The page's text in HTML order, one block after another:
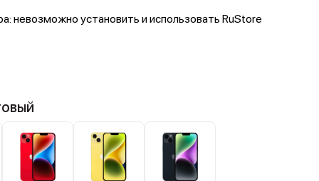
невозможно установить и использовать RuStore